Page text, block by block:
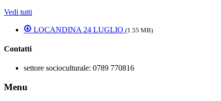
Vedi tutti
LOCANDINA 24 LUGLIO (1.55 MB)
Contatti
settore socioculturale: 0789 770816
Menu